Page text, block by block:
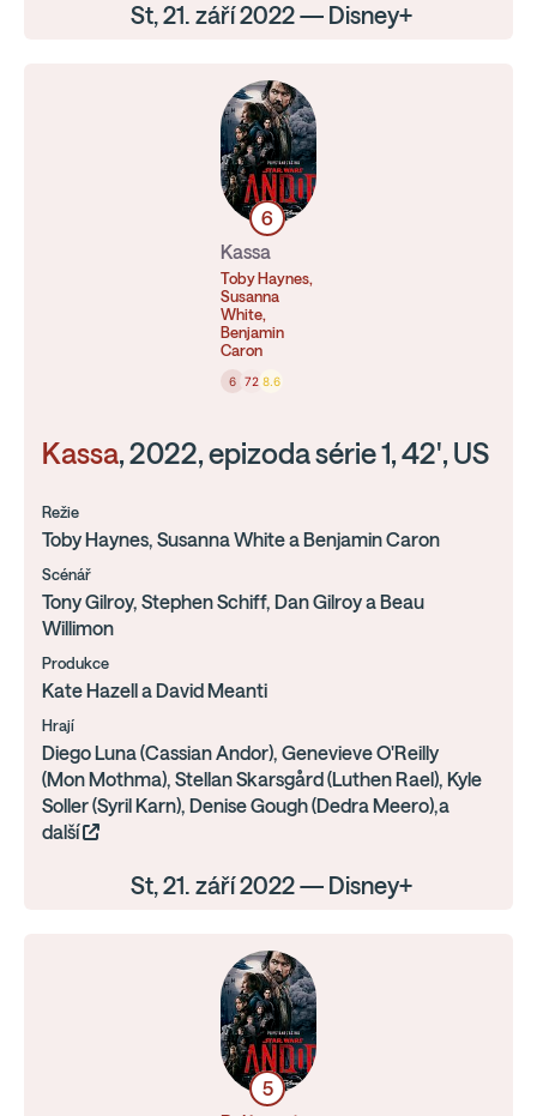
St, 21. září 2022 — Disney+
6
Kassa
Toby Haynes,
Susanna
White,
Benjamin
Caron
6 72 8.6
Kassa, 2022, epizoda série 1, 42', US
Režie
Toby Haynes, Susanna White a Benjamin Caron
Scénář
Tony Gilroy, Stephen Schiff, Dan Gilroy a Beau
Willimon
Produkce
Kate Hazell a David Meanti
Hrají
Diego Luna (Cassian Andor), Genevieve O'Reilly
(Mon Mothma), Stellan Skarsgård (Luthen Rael), Kyle
Soller (Syril Karn), Denise Gough (Dedra Meero),a
další
St, 21. září 2022 — Disney+
5